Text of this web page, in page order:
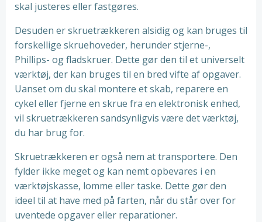
skal justeres eller fastgøres.
Desuden er skruetrækkeren alsidig og kan bruges til
forskellige skruehoveder, herunder stjerne-,
Phillips- og fladskruer. Dette gør den til et universelt
værktøj, der kan bruges til en bred vifte af opgaver.
Uanset om du skal montere et skab, reparere en
cykel eller fjerne en skrue fra en elektronisk enhed,
vil skruetrækkeren sandsynligvis være det værktøj,
du har brug for.
Skruetrækkeren er også nem at transportere. Den
fylder ikke meget og kan nemt opbevares i en
værktøjskasse, lomme eller taske. Dette gør den
ideel til at have med på farten, når du står over for
uventede opgaver eller reparationer.